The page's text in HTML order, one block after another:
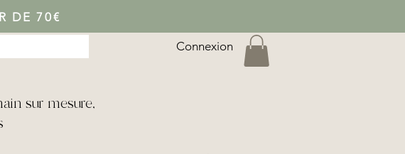
DE 70€
Connexion
sur mesure,